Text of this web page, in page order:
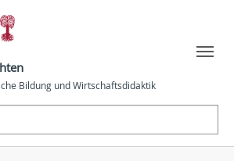
Bildung und Wirtschaftsdidaktik